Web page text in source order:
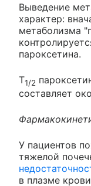
Выведение
характер:
метаболизма
пароксетина.
Т1/2
составляет
У пациентов
тяжелой
в плазме